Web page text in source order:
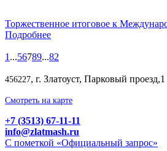
Торжественное итоговое к
Подробнее
1 ...56789...82
456227, г. Златоуст, Парковый проезд,1
Смотреть на карте
+7 (3513) 67-11-11
info@zlatmash.ru
С пометкой «Официальный запрос»